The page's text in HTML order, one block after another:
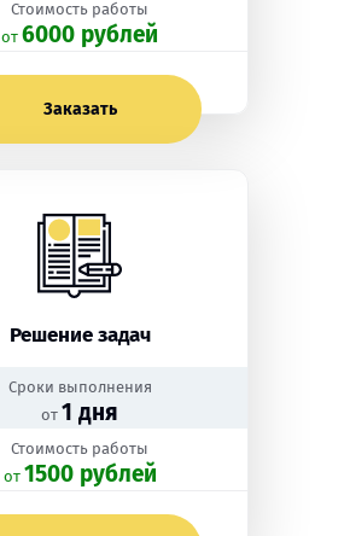
Стоимость работы
oт 6000 рублей
Заказать
Решение задач
Сроки выполнения
от 1 дня
Стоимость работы
oт 1500 рублей